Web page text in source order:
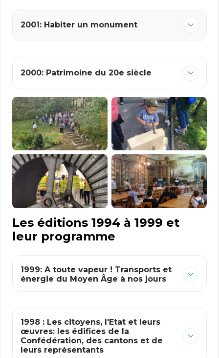
2001: Habiter un monument
2000: Patrimoine du 20e siècle
Les éditions 1994 à 1999 et
leur programme
1999: A toute vapeur ! Transports et
énergie du Moyen Âge à nos jours
1998 : Les citoyens, l'Etat et leurs
œuvres: les édifices de la
Confédération, des cantons et de
leurs représentants